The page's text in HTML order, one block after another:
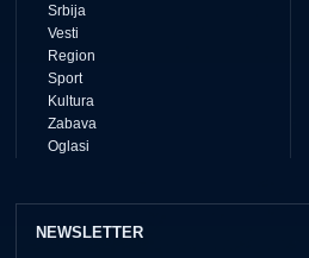
Srbija
Vesti
Region
Sport
Kultura
Zabava
Oglasi
NEWSLETTER